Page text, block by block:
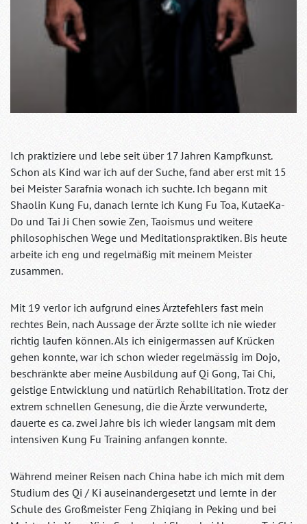
Ich praktiziere und lebe seit über 17 Jahren Kampfkunst.
Schon als Kind war ich auf der Suche, fand aber erst mit 15
bei Meister Sarafnia wonach ich suchte. Ich begann mit
Shaolin Kung Fu, danach lernte ich Kung Fu Toa, KutaeKa-
Do und Tai Ji Chen sowie Zen, Taoismus und weitere
philosophischen Wege und Meditationspraktiken. Bis heute
arbeite ich eng und regelmäßig mit meinem Meister
zusammen.
Mit 19 verlor ich aufgrund eines Ärztefehlers fast mein
rechtes Bein, nach Aussage der Ärzte sollte ich nie wieder
richtig laufen können. Als ich einigermassen auf Krücken
gehen konnte, war ich schon wieder regelmässig im Dojo,
beschränkte aber meine Ausbildung auf Qi Gong, Tai Chi,
geistige Entwicklung und natürlich Rehabilitation. Trotz der
extrem schnellen Genesung, die die Ärzte verwunderte,
dauerte es ca. zwei Jahre bis ich wieder langsam mit dem
intensiven Kung Fu Training anfangen konnte.
Während meiner Reisen nach China habe ich mich mit dem
Studium des Qi / Ki auseinandergesetzt und lernte in der
Schule des Großmeister Feng Zhiqiang in Peking und bei